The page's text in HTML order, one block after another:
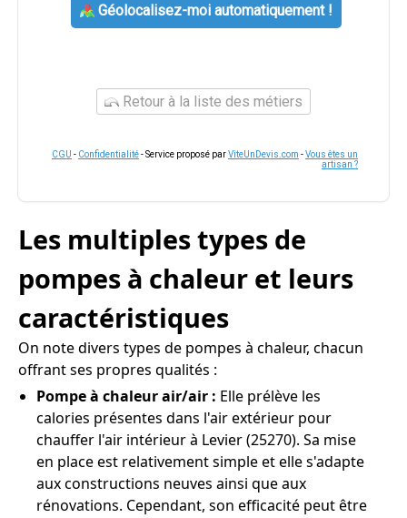
Géolocalisez-moi automatiquement !
Retour à la liste des métiers
CGU - Confidentialité- Service proposé parViteUnDevis.com -Vous êtes un
artisan ?
Les multiples types de
pompes à chaleur et leurs
caractéristiques
On note divers types de pompes à chaleur, chacun
offrant ses propres qualités :
Pompe à chaleur air/air : Elle prélève les
calories présentes dans l'air extérieur pour
chauffer l'air intérieur à Levier (25270). Sa mise
en place est relativement simple et elle s'adapte
aux constructions neuves ainsi que aux
rénovations. Cependant, son efficacité peut être